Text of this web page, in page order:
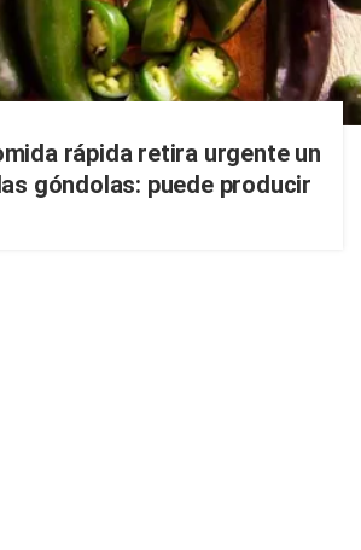
rápida retira urgente un
góndolas: puede producir